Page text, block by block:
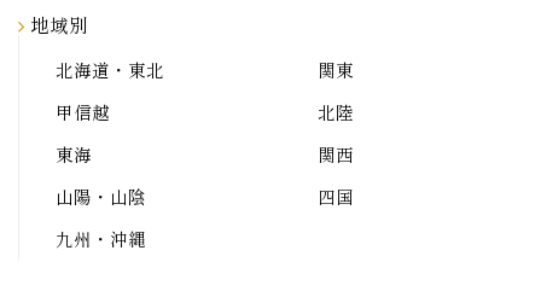
地域別
北海道・東北
関東
甲信越
北陸
東海
関西
山陽・山陰
四国
九州・沖縄